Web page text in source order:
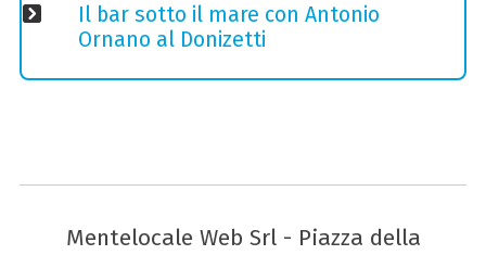
Il bar sotto il mare con Antonio
Ornano al Donizetti
Mentelocale Web Srl - Piazza della